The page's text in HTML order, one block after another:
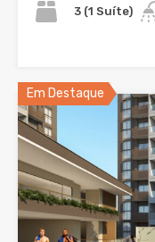
3 (1 Suíte)
Em Destaque